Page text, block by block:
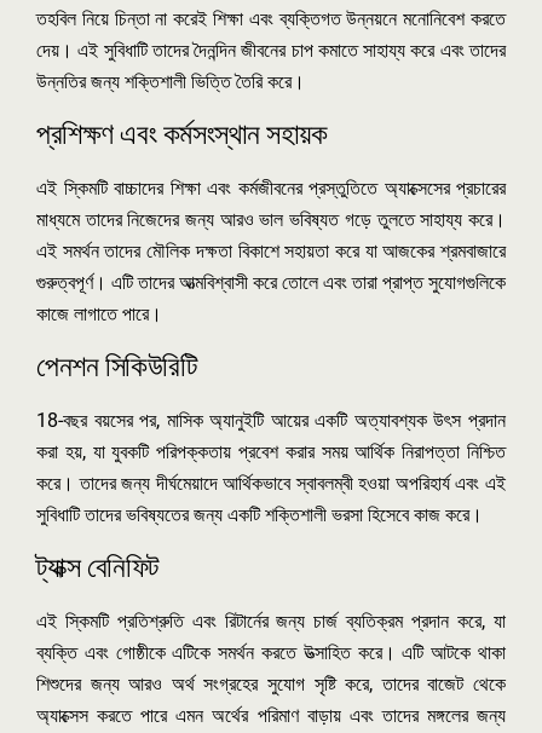
তহবিল নিয়ে চিন্তা না করেই শিক্ষা এবং ব্যক্তিগত উন্নয়নে মনোনিবেশ করতে
দেয়। এই সুবিধাটি তাদের দৈনন্দিন জীবনের চাপ কমাতে সাহায্য করে এবং তাদের
উন্নতির জন্য শক্তিশালী ভিত্তি তৈরি করে।
প্রশিক্ষণ এবং কর্মসংস্থান সহায়ক
এই স্কিমটি বাচ্চাদের শিক্ষা এবং কর্মজীবনের প্রস্তুতিতে অ্যাক্সেসের প্রচারের
মাধ্যমে তাদের নিজেদের জন্য আরও ভাল ভবিষ্যত গড়ে তুলতে সাহায্য করে।
এই সমর্থন তাদের মৌলিক দক্ষতা বিকাশে সহায়তা করে যা আজকের শ্রমবাজারে
গুরুত্বপূর্ণ। এটি তাদের আত্মবিশ্বাসী করে তোলে এবং তারা প্রাপ্ত সুযোগগুলিকে
কাজে লাগাতে পারে।
পেনশন সিকিউরিটি
18-বছর বয়সের পর, মাসিক অ্যানুইটি আয়ের একটি অত্যাবশ্যক উৎস প্রদান
করা হয়, যা যুবকটি পরিপক্কতায় প্রবেশ করার সময় আর্থিক নিরাপত্তা নিশ্চিত
করে। তাদের জন্য দীর্ঘমেয়াদে আর্থিকভাবে স্বাবলম্বী হওয়া অপরিহার্য এবং এই
সুবিধাটি তাদের ভবিষ্যতের জন্য একটি শক্তিশালী ভরসা হিসেবে কাজ করে।
ট্যাক্স বেনিফিট
এই স্কিমটি প্রতিশ্রুতি এবং রিটার্নের জন্য চার্জ ব্যতিক্রম প্রদান করে, যা
ব্যক্তি এবং গোষ্ঠীকে এটিকে সমর্থন করতে উত্সাহিত করে। এটি আটকে থাকা
শিশুদের জন্য আরও অর্থ সংগ্রহের সুযোগ সৃষ্টি করে, তাদের বাজেট থেকে
অ্যাক্সেস করতে পারে এমন অর্থের পরিমাণ বাড়ায় এবং তাদের মঙ্গলের জন্য